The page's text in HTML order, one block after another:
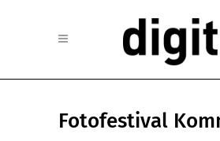
Fotofestival